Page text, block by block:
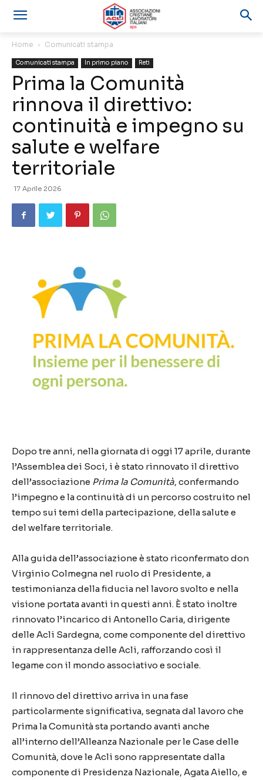
Home Comunicati stampa
Comunicati stampa In primo piano Reti
Prima la Comunità
rinnova il direttivo:
continuità e impegno su
salute e welfare
territoriale
17 Aprile 2026
Dopo tre anni, nella giornata di oggi 17 aprile, durante
l’Assemblea dei Soci, i è stato rinnovato il direttivo
dell’associazione Prima la Comunità, confermando
l’impegno e la continuità di un percorso costruito nel
tempo sui temi della partecipazione, della salute e
del welfare territoriale.
Alla guida dell’associazione è stato riconfermato don
Virginio Colmegna nel ruolo di Presidente, a
testimonianza della fiducia nel lavoro svolto e nella
visione portata avanti in questi anni. È stato inoltre
rinnovato l’incarico di Antonello Caria, dirigente
delle Acli Sardegna, come componente del direttivo
in rappresentanza delle Acli, rafforzando così il
legame con il mondo associativo e sociale.
Il rinnovo del direttivo arriva in una fase
particolarmente significativa, segnata dal lavoro che
Prima la Comunità sta portando avanti anche
all’interno dell’Alleanza Nazionale per le Case delle
Comunità, dove le Acli sono rappresentate dalla
componente di Presidenza Nazionale, Agata Aiello, e